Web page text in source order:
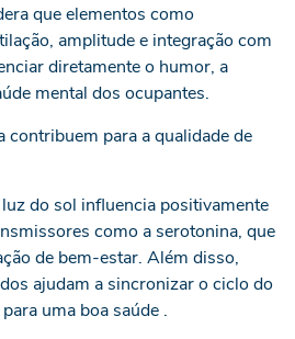
que elementos como
amplitude e integração com
diretamente o humor, a
mental dos ocupantes.
para a qualidade de
do sol influencia positivamente
como a serotonina, que
de bem-estar. Além disso,
ajudam a sincronizar o ciclo do
uma boa saúde .